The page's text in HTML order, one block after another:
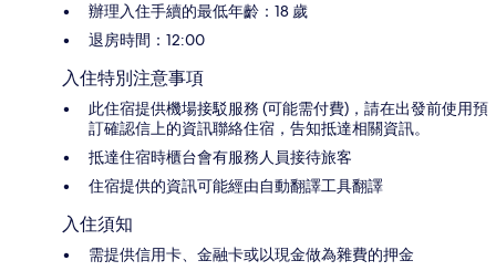
辦理入住手續的最低年齡：18 歲
退房時間：12:00
入住特別注意事項
此住宿提供機場接駁服務 (可能需付費)，請在出發前使用預
訂確認信上的資訊聯絡住宿，告知抵達相關資訊。
抵達住宿時櫃台會有服務人員接待旅客
住宿提供的資訊可能經由自動翻譯工具翻譯
入住須知
需提供信用卡、金融卡或以現金做為雜費的押金